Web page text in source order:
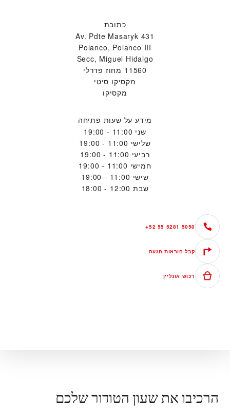
כתובת
Av. Pdte Masaryk 431
Polanco, Polanco III
Secc, Miguel Hidalgo
11560 מחוז פדרלי
מקסיקו סיטי
מקסיקו
מידע על שעות פתיחה
שני 11:00 - 19:00
שלישי 11:00 - 19:00
רביעי 11:00 - 19:00
חמישי 11:00 - 19:00
שישי 11:00 - 19:00
שבת 12:00 - 18:00
+52 55 5281 5050
קבל הוראות הגעה
רכוש אונליין
הרכיבו את שעון הטודור שלכם